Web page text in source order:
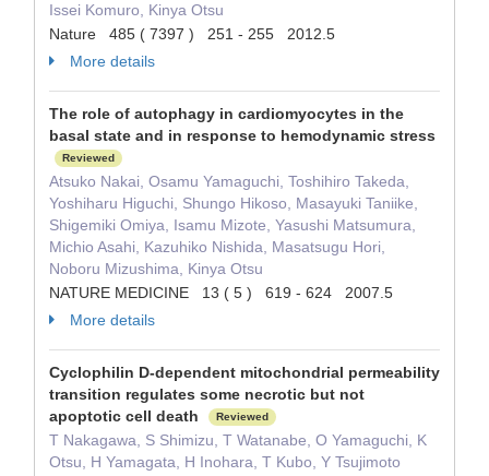
Issei Komuro, Kinya Otsu
Nature 485 ( 7397 ) 251 - 255 2012.5
More details
The role of autophagy in cardiomyocytes in the
basal state and in response to hemodynamic stress
Reviewed
Atsuko Nakai, Osamu Yamaguchi, Toshihiro Takeda,
Yoshiharu Higuchi, Shungo Hikoso, Masayuki Taniike,
Shigemiki Omiya, Isamu Mizote, Yasushi Matsumura,
Michio Asahi, Kazuhiko Nishida, Masatsugu Hori,
Noboru Mizushima, Kinya Otsu
NATURE MEDICINE 13 ( 5 ) 619 - 624 2007.5
More details
Cyclophilin D-dependent mitochondrial permeability
transition regulates some necrotic but not
apoptotic cell death
Reviewed
T Nakagawa, S Shimizu, T Watanabe, O Yamaguchi, K
Otsu, H Yamagata, H Inohara, T Kubo, Y Tsujimoto